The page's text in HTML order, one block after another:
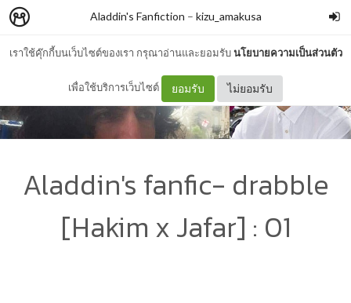
เราใช้คุ๊กกี้บนเว็บไซต์ของเรา กรุณาอ่านและยอมรับนโยบายความเป็นส่วนตัว
เพื่อใช้บริการเว็บไซต์ ยอมรับ ไม่ยอมรับ
Aladdin's Fanfiction – kizu_amakusa
Aladdin's fanfic- drabble
[Hakim x Jafar] : 01